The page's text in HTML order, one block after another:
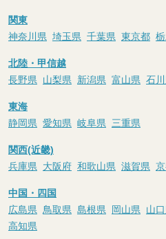
関東
神奈川県 埼玉県 千葉県 東京都
北陸・甲信越
長野県 山梨県 新潟県 富山県 石
東海
静岡県 愛知県 岐阜県 三重県
関西(近畿)
兵庫県 大阪府 和歌山県 滋賀県
中国・四国
広島県 鳥取県 島根県 岡山県 山
高知県